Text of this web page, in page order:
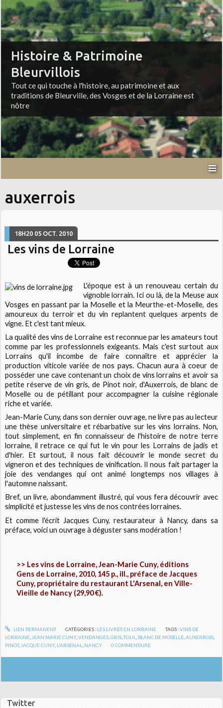
Twitter
Histoire & Patrimoine
Bleurvillois
Tout ce qui touche à l'histoire, au patrimoine et aux
traditions de Bleurville, des Vosges et de la Lorraine est
nôtre
auxerrois
18H20 05 OCT. 2010
Les vins de Lorraine
L'époque est à un renouveau certain du
vignoble lorrain. Ici ou là, de la Meuse aux
Vosges en passant par la Moselle et la Meurthe-et-Moselle, des
amoureux du terroir et du vin replantent quelques arpents de
vigne. Et c'est tant mieux.
La qualité des vins de Lorraine est reconnue par les amateurs tout
comme par les professionnels exigeants. Mais c'est surtout aux
Lorrains qu'il incombe de faire connaître et apprécier la
production viticole variée de nos pays. Chacun aura à coeur de
posséder une cave contenant un choix de vins lorrains et avoir sa
petite réserve de vin gris, de Pinot noir, d'Auxerrois, de blanc de
Moselle ou de pétillant pour accompagner la cuisine régionale
riche et variée.
Jean-Marie Cuny, dans son dernier ouvrage, ne livre pas au lecteur
une thèse universitaire et rébarbative sur les vins lorrains. Non,
tout simplement, en fin connaisseur de l'histoire de notre terre
lorraine, il retrace ce qui fut le vin pour les Lorrains de jadis et
d'hier. Et surtout, il nous fait découvrir le monde secret du
vigneron et des techniques de vinification. Il nous fait partager la
joie des vendanges qui ont animé longtemps nos villages à
l'automne naissant.
Bref, un livre, abondamment illustré, qui vous fera découvrir avec
simplicité et justesse les vins de nos contrées lorraines.
Et comme l'écrit Jacques Cuny, restaurateur à Nancy, dans sa
préface, voici un ouvrage à déguster sans modération !
>> Les vins de Lorraine, Jean-Marie Cuny, éditions
Gens de Lorraine, 2010, 145 p., ill., préface de Jacques
Cuny, propriétaire du restaurant L'Arsenal, en Ville-
Vieille de Nancy (29,90 €).
LIEN PERMANENT CATÉGORIES : LES LIVRES EN LORRAINE TAGS :VINS DE
LORRAINE JEAN MARIE CUNY,VENDANGES ,GRIS ,TOUL BLANC DE MOSELLE ,AUXERROIS
PINOT, JACQUE CUNY, L'ARSENAL NANCY 0 COMMENTAIRE